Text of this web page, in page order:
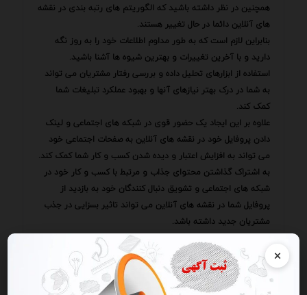
×
همچنین در نظر داشته باشید که الگوریتم های رتبه بندی در نقشه
های آنلاین دائما در حال تغییر هستند.
بنابراین لازم است که به طور مداوم اطلاعات خود را به روز نگه
دارید و با آخرین تغییرات و بهترین شیوه ها آشنا باشید.
استفاده از ابزارهای تحلیل داده و بررسی رفتار مشتریان می تواند
به شما در درک بهتر نیازهای آنها و بهبود عملکرد تبلیغات شما
کمک کند.
علاوه بر این ایجاد یک حضور قوی در شبکه های اجتماعی و لینک
دادن پروفایل خود در نقشه های آنلاین به صفحات اجتماعی خود
می تواند به افزایش اعتبار و دیده شدن کسب و کار شما کمک کند.
به اشتراک گذاشتن محتوای جذاب و مرتبط با کسب و کار خود در
شبکه های اجتماعی و تشویق دنبال کنندگان خود به بازدید از
پروفایل شما در نقشه های آنلاین می تواند تاثیر بسزایی در جذب
مشتریان جدید داشته باشد.
به یاد داشته باشید که هدف اصلی از تبلیغات محلی در نقشه های
آنلاین ایجاد یک تجربه مثبت برای مشتریان است.
ارائه خدمات با کیفیت پاسخگویی سریع به سوالات و درخواست
های مشتریان و ایجاد یک ارتباط دوستانه و صمیمی با آنها می